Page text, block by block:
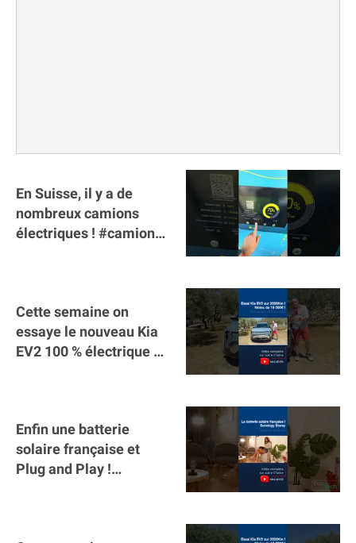
En Suisse, il y a de
nombreux camions
électriques ! #camion
Cette semaine on
essaye le nouveau Kia
EV2 100 % électrique ⚡️!
Enfin une batterie
solaire française et
Plug and Play !